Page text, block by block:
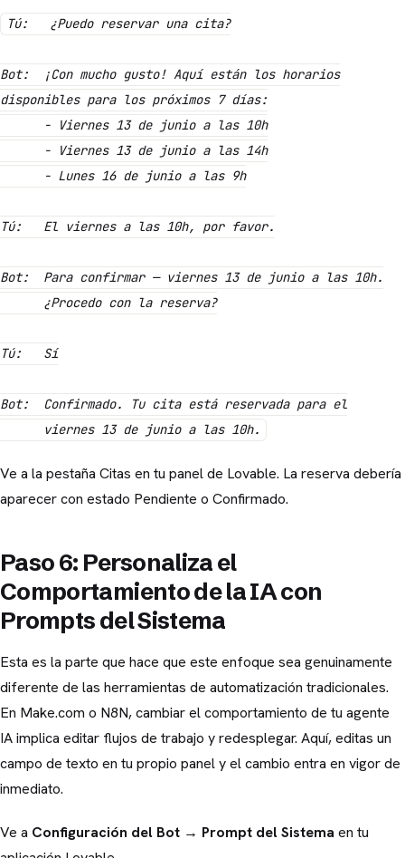
Tú: ¿Puedo reservar una cita?
Bot: ¡Con mucho gusto! Aquí están los horarios
disponibles para los próximos 7 días:
- Viernes 13 de junio a las 10h
- Viernes 13 de junio a las 14h
- Lunes 16 de junio a las 9h
Tú: El viernes a las 10h, por favor.
Bot: Para confirmar — viernes 13 de junio a las 10h.
¿Procedo con la reserva?
Tú: Sí
Bot: Confirmado. Tu cita está reservada para el
viernes 13 de junio a las 10h.
Ve a la pestaña Citas en tu panel de Lovable. La reserva debería
aparecer con estado Pendiente o Confirmado.
Paso 6: Personaliza el
Comportamiento de la IA con
Prompts del Sistema
Esta es la parte que hace que este enfoque sea genuinamente
diferente de las herramientas de automatización tradicionales.
En Make.com o N8N, cambiar el comportamiento de tu agente
IA implica editar flujos de trabajo y redesplegar. Aquí, editas un
campo de texto en tu propio panel y el cambio entra en vigor de
inmediato.
Ve a Configuración del Bot → Prompt del Sistema en tu